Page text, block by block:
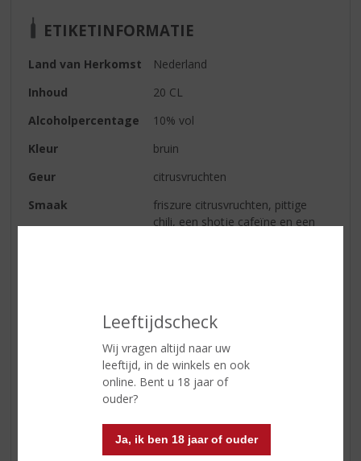
Leeftijdscheck
Wij vragen altijd naar uw
leeftijd, in de winkels en ook
online. Bent u 18 jaar of
ouder?
Ja, ik ben 18 jaar of ouder
ETIKETINFORMATIE
Land van Herkomst
Nederland
Inhoud
20 CL
Alcoholpercentage
10% vol
Kleur
bruin
Geur
citrusvruchten
Smaak
friszure citrusvruchten, pittige
chili, een shotje cafeïne en een
Reviews
Er zijn nog geen reviews geplaatst voor dit product